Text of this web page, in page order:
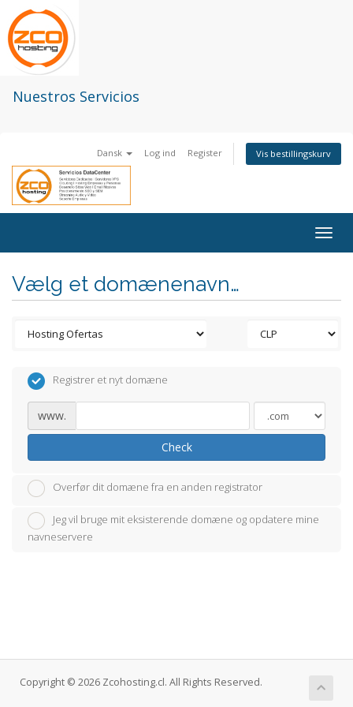
Nuestros Servicios
Dansk Log ind Register Vis bestillingskurv
Vælg et domænenavn…
Registrer et nyt domæne
www.
Check
Overfør dit domæne fra en anden registrator
Jeg vil bruge mit eksisterende domæne og opdatere mine
navneservere
Copyright © 2026 Zcohosting.cl. All Rights Reserved.